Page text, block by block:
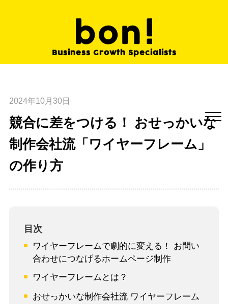
Business Growth Specialists
2024年10月30日
競合に差をつける！ おせっかいな
制作会社流「ワイヤーフレーム」
の作り方
目次
ワイヤーフレームで劇的に変える！ お問い
合わせにつなげるホームページ制作
ワイヤーフレームとは？
おせっかいな制作会社流 ワイヤーフレーム